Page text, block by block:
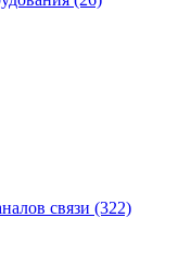
связи (322)